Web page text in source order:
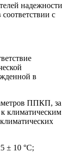
надежности
с
в
ППКП, за
климатическим
± 10 °С;